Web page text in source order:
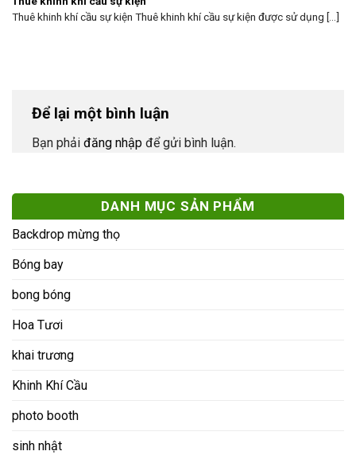
Thuê khinh khí cầu sự kiện Thuê khinh khí cầu sự kiện được sử dụng [...]
Để lại một bình luận
Bạn phải đăng nhập để gửi bình luận.
DANH MỤC SẢN PHẨM
Backdrop mừng thọ
Bóng bay
bong bóng
Hoa Tươi
khai trương
Khinh Khí Cầu
photo booth
sinh nhật